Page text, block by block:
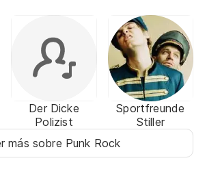
Der Dicke
Polizist
Sportfreunde
Stiller
más sobre Punk Rock